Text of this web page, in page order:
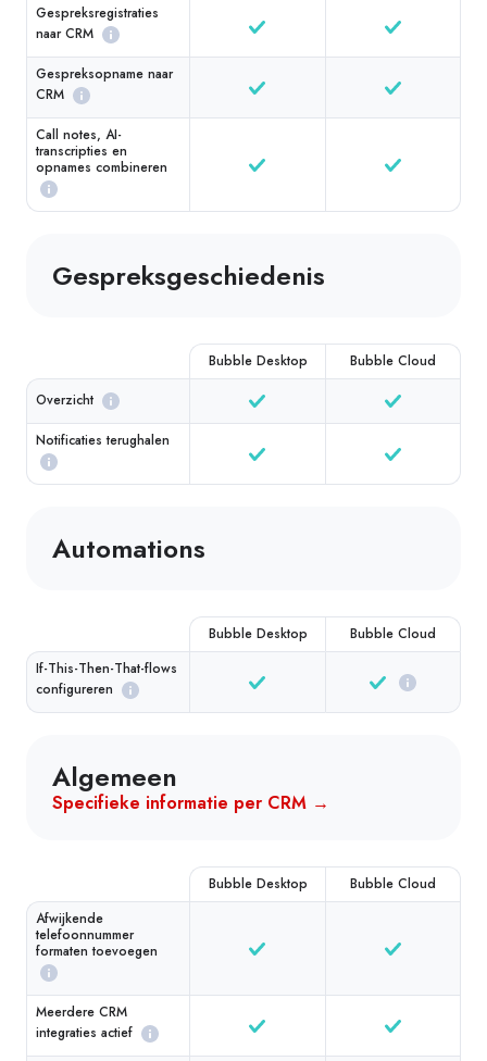
Gespreksregistraties
naar CRM
Gespreksopname naar
CRM
Call notes, AI-
transcripties en
opnames combineren
Gespreksgeschiedenis
Bubble Desktop
Bubble Cloud
Overzicht
Notificaties terughalen
Automations
Bubble Desktop
Bubble Cloud
If-This-Then-That-flows
configureren
Algemeen
Specifieke informatie per CRM →
Bubble Desktop
Bubble Cloud
Afwijkende
telefoonnummer
formaten toevoegen
Meerdere CRM
integraties actief